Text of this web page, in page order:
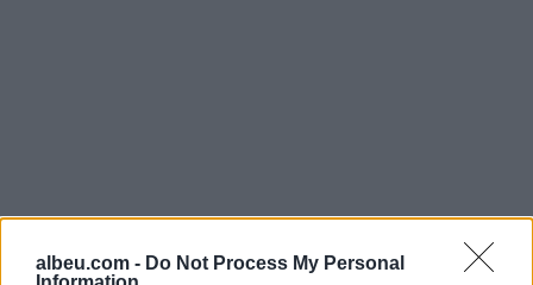
albeu.com - Do Not Process My Personal